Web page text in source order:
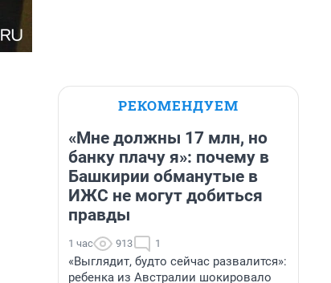
РЕКОМЕНДУЕМ
«Мне должны 17 млн, но
банку плачу я»: почему в
Башкирии обманутые в
ИЖС не могут добиться
правды
1 час 913 1
«Выглядит, будто сейчас развалится»:
ребенка из Австралии шокировало